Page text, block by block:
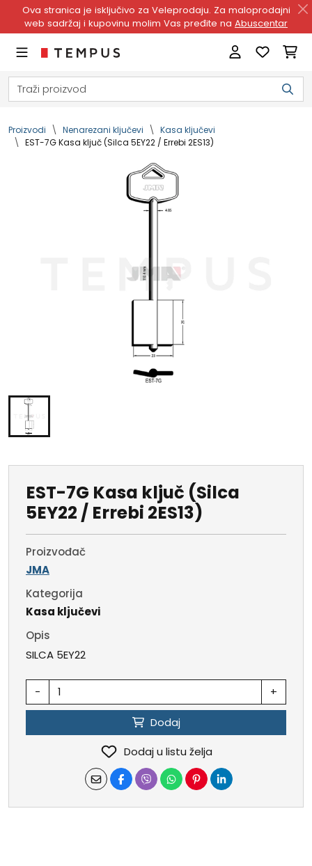
Ova stranica je isključivo za Veleprodaju. Za maloprodajni
web sadržaj i kupovinu molim Vas pređite na Abuscentar
Proizvodi Nenarezani ključevi
Kasa ključevi
EST-7G Kasa ključ (Silca 5EY22 / Errebi 2ES13)
EST-7G Kasa ključ (Silca
5EY22 / Errebi 2ES13)
Proizvođač
JMA
Kategorija
Kasa ključevi
Opis
SILCA 5EY22
- +
Dodaj
Dodaj u listu želja